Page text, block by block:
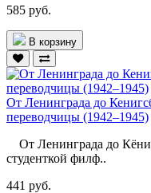
585 руб.
В корзину
От Ленинграда до
переводчицы (1942–1945)
От Ленинграда до
студенткой филф..
441 руб.